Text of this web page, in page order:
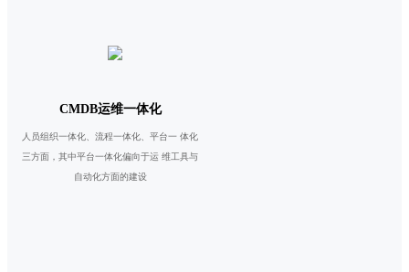
CMDB运维一体化
人员组织一体化、流程一体化、平台一 体化
三方面，其中平台一体化偏向于运 维工具与
自动化方面的建设